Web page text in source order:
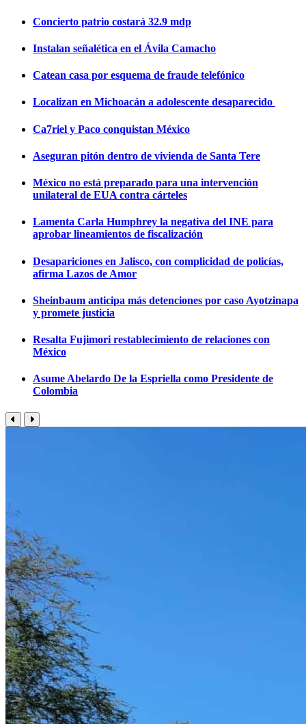
Concierto patrio costará 32.9 mdp
Instalan señalética en el Ávila Camacho
Catean casa por esquema de fraude telefónico
Localizan en Michoacán a adolescente desaparecido
Ca7riel y Paco conquistan México
Aseguran pitón dentro de vivienda de Santa Tere
México no está preparado para una intervención
unilateral de EUA contra cárteles
Lamenta Carla Humphrey la negativa del INE para
aprobar lineamientos de fiscalización
Desapariciones en Jalisco, con complicidad de policías,
afirma Lazos de Amor
Sheinbaum anticipa más detenciones por caso Ayotzinapa
y promete justicia
Resalta Fujimori restablecimiento de relaciones con
México
Asume Abelardo De la Espriella como Presidente de
Colombia